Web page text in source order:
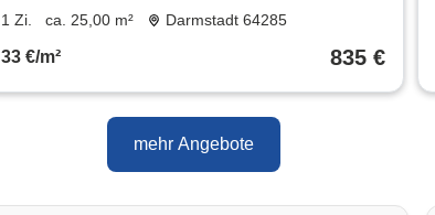
Zeit
1 Zi. ca. 25,00 m² Darmstadt 64285
33 €/m² 835 €
mehr Angebote